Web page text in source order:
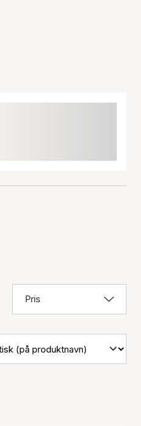
Pris